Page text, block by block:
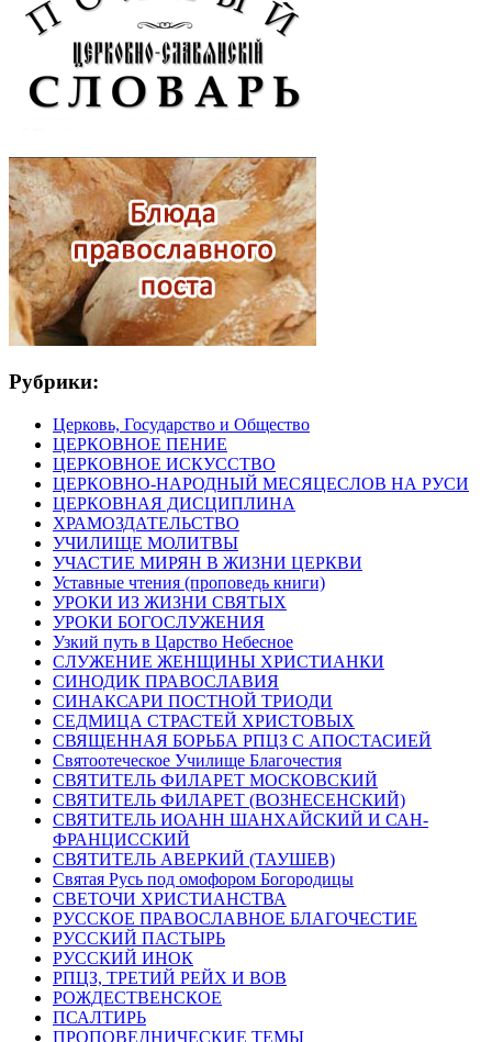
Рубрики:
Церковь, Государство и Общество
ЦЕРКОВНОЕ ПЕНИЕ
ЦЕРКОВНОЕ ИСКУССТВО
ЦЕРКОВНО-НАРОДНЫЙ МЕСЯЦЕСЛОВ НА РУСИ
ЦЕРКОВНАЯ ДИСЦИПЛИНА
ХРАМОЗДАТЕЛЬСТВО
УЧИЛИЩЕ МОЛИТВЫ
УЧАСТИЕ МИРЯН В ЖИЗНИ ЦЕРКВИ
Уставные чтения (проповедь книги)
УРОКИ ИЗ ЖИЗНИ СВЯТЫХ
УРОКИ БОГОСЛУЖЕНИЯ
Узкий путь в Царство Небесное
СЛУЖЕНИЕ ЖЕНЩИНЫ ХРИСТИАНКИ
СИНОДИК ПРАВОСЛАВИЯ
СИНАКСАРИ ПОСТНОЙ ТРИОДИ
СЕДМИЦА СТРАСТЕЙ ХРИСТОВЫХ
СВЯЩЕННАЯ БОРЬБА РПЦЗ С АПОСТАСИЕЙ
Святоотеческое Училище Благочестия
СВЯТИТЕЛЬ ФИЛАРЕТ МОСКОВСКИЙ
СВЯТИТЕЛЬ ФИЛАРЕТ (ВОЗНЕСЕНСКИЙ)
СВЯТИТЕЛЬ ИОАНН ШАНХАЙСКИЙ И САН-
ФРАНЦИССКИЙ
СВЯТИТЕЛЬ АВЕРКИЙ (ТАУШЕВ)
Святая Русь под омофором Богородицы
СВЕТОЧИ ХРИСТИАНСТВА
РУССКОЕ ПРАВОСЛАВНОЕ БЛАГОЧЕСТИЕ
РУССКИЙ ПАСТЫРЬ
РУССКИЙ ИНОК
РПЦЗ, ТРЕТИЙ РЕЙХ И ВОВ
РОЖДЕСТВЕНСКОЕ
ПСАЛТИРЬ
ПРОПОВЕДНИЧЕСКИЕ ТЕМЫ